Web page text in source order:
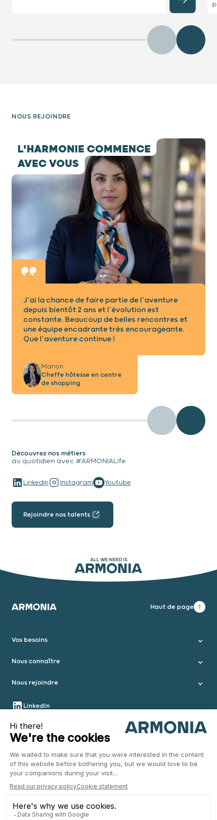
Précédent
NOUS REJOINDRE
L'HARMONIE COMMENCE
AVEC VOUS
testimony -
J’ai la chance de faire partie de l’aventure
depuis bientôt 2 ans et l’évolution est
constante. Beaucoup de belles rencontres et
une équipe encadrante très encourageante.
Que l’aventure continue !
Manon
Cheffe hôtesse en centre
de shopping
Découvrez nos métiers
au quotidien avec #ARMONIALife
LinkedIn Instagram Youtube
Rejoindre nos talents
ALL WE NEED IS
ARMONIA
Armonia Haut de page
Vos besoins
Nous connaître
Nous rejoindre
Nous suivre
LinkedIn
Youtube
Nous contacter
Informations légales
Plan du site
Mentions légales